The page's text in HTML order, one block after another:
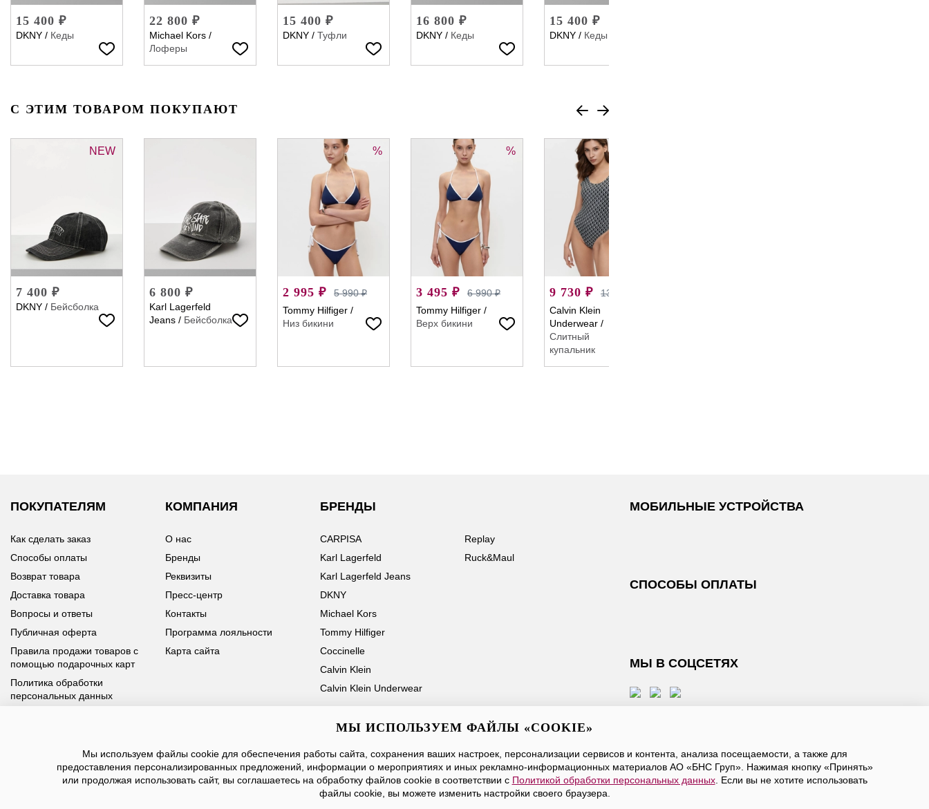
15 400 ₽
DKNY / Кеды
22 800 ₽
Michael Kors /
Лоферы
15 400 ₽
DKNY / Туфли
16 800 ₽
DKNY / Кеды
15 400 ₽
DKNY / Кеды
С ЭТИМ ТОВАРОМ ПОКУПАЮТ
NEW
7 400 ₽
DKNY / Бейсболка
6 800 ₽
Karl Lagerfeld
Jeans / Бейсболка
%
2 995 ₽
5 990 ₽
Tommy Hilfiger /
Низ бикини
%
3 495 ₽
6 990 ₽
Tommy Hilfiger /
Верх бикини
9 730 ₽
13 900 ₽
Calvin Klein
Underwear /
Слитный
купальник
ПОКУПАТЕЛЯМ
Как сделать заказ
Способы оплаты
Возврат товара
Доставка товара
Вопросы и ответы
Публичная оферта
Правила продажи товаров с
помощью подарочных карт
Политика обработки
персональных данных
КОМПАНИЯ
О нас
Бренды
Реквизиты
Пресс-центр
Контакты
Программа лояльности
Карта сайта
БРЕНДЫ
CARPISA
Karl Lagerfeld
Karl Lagerfeld Jeans
DKNY
Michael Kors
Tommy Hilfiger
Coccinelle
Calvin Klein
Calvin Klein Underwear
Replay
Ruck&Maul
МОБИЛЬНЫЕ УСТРОЙСТВА
СПОСОБЫ ОПЛАТЫ
МЫ В СОЦСЕТЯХ
У вас возникли вопросы?
Позвоните нам по телефону8 800 100 93 39или заполните
форму, мы обязательно с вами свяжемся
Ваше имя Email
Нажимая на кнопку «Отправить», вы принимаете условияПубличной оферты, даетесогласие на обработку персональных данных
МЫ ИСПОЛЬЗУЕМ ФАЙЛЫ «COOKIE»
Мы используем файлы cookie для обеспечения работы сайта, сохранения ваших настроек, персонализации сервисов и контента, анализа посещаемости, а также для
предоставления персонализированных предложений, информации о мероприятиях и иных рекламно-информационных материалов АО «БНС Груп». Нажимая кнопку «Принять»
или продолжая использовать сайт, вы соглашаетесь на обработку файлов cookie в соответствии с Политикой обработки персональных данных. Если вы не хотите использовать
файлы cookie, вы можете изменить настройки своего браузера.